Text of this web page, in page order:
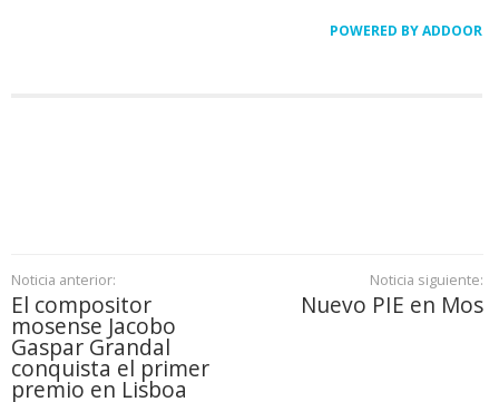
POWERED BY ADDOOR
Noticia anterior:
El compositor
mosense Jacobo
Gaspar Grandal
conquista el primer
premio en Lisboa
Noticia siguiente:
Nuevo PIE en Mos